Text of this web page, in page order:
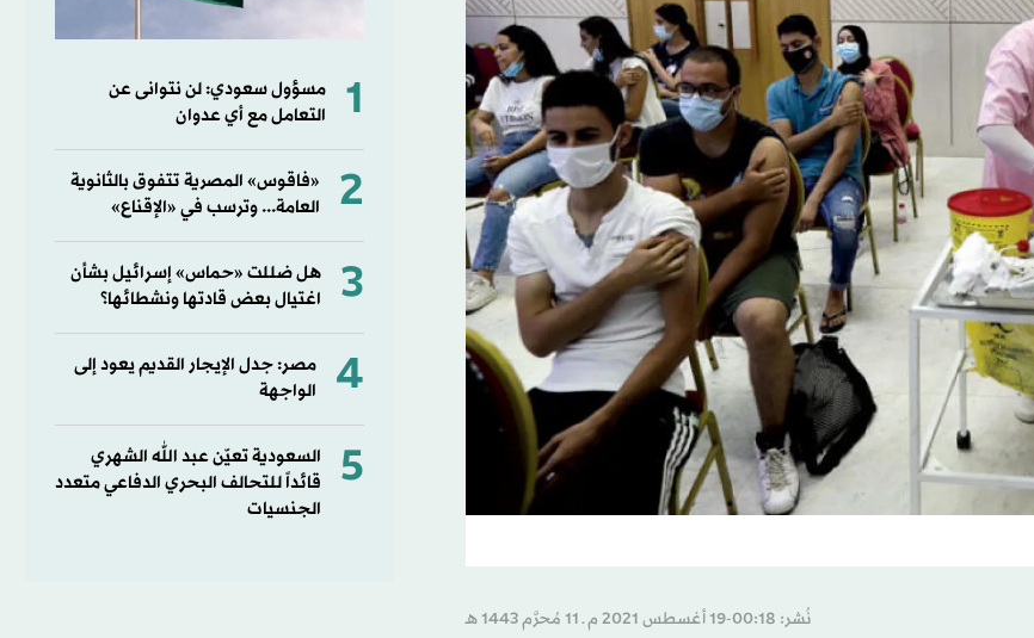
نُشر: 00:18-19 أغسطس 2021 م ـ 11 مُحرَّم 1443 هـ
1
مسؤول سعودي: لن نتوانى عن
التعامل مع أي عدوان
2
«فاقوس» المصرية تتفوق بالثانوية
العامة... وترسب في «الإقناع»
3
هل ضللت «حماس» إسرائيل بشأن
اغتيال بعض قادتها ونشطائها؟
4
مصر: جدل الإيجار القديم يعود إلى
الواجهة
5
السعودية تعيّن عبد الله الشهري
قائداً للتحالف البحري الدفاعي متعدد
الجنسيات